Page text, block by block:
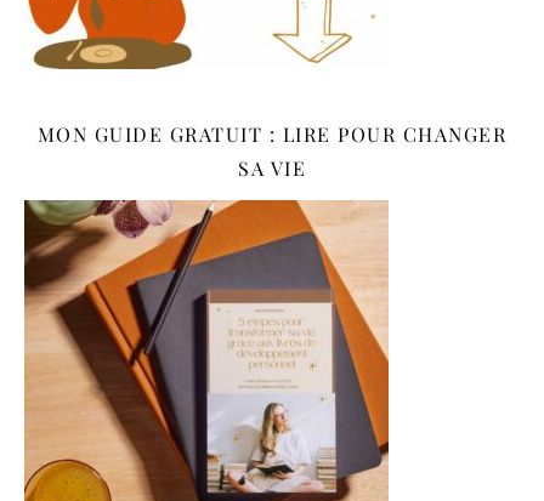
MON GUIDE GRATUIT : LIRE POUR CHANGER
SA VIE